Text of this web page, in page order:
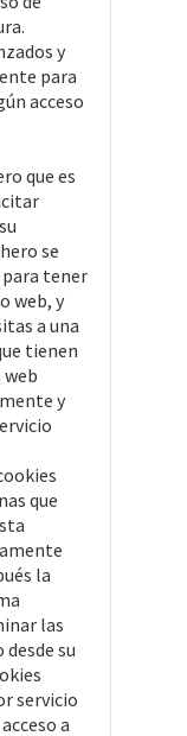
y
para
acceso
que es
se
para tener
web, y
a una
tienen
web
y
que
la
las
su
servicio
a